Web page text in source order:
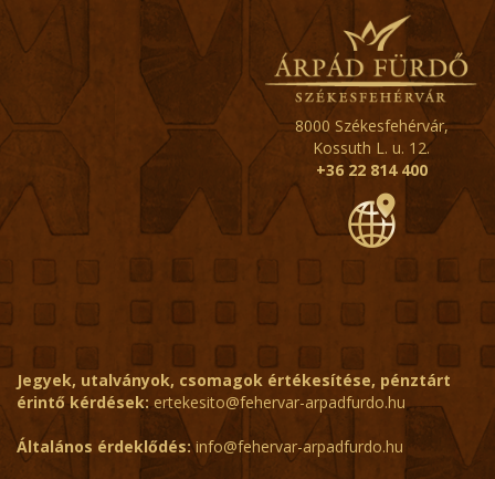
8000 Székesfehérvár,
Kossuth L. u. 12.
+36 22 814 400
Jegyek, utalványok, csomagok értékesítése, pénztárt
érintő kérdések: ertekesito@fehervar-arpadfurdo.hu
Általános érdeklődés: info@fehervar-arpadfurdo.hu